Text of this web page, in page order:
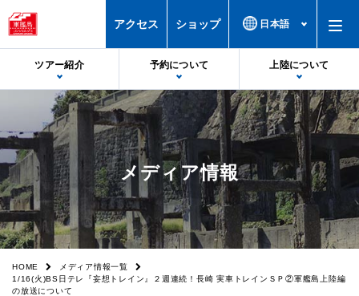
ツアー紹介
出港・帰港時間
受付場所
料金
軍艦島デジタルミュージアム
船舶
フロアマップ
予約について
予約について
予約特典・サービス
注意事項
誓約書
カスタマーハラスメントについて
空席照会
上陸について
上陸基準
上陸不可時
欠航時
上陸率
アクセス ショップ
メディア情報
HOME
メディア情報一覧
1/16(火)BS日テレ『妄想トレイン』２週連続！長崎 実車トレインＳＰ②軍艦島上陸編
の放送について